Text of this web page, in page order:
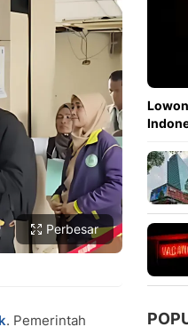
Perbesar
. Pemerintah